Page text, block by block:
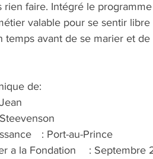
rien faire. Intégré le
valable pour se sentir
temps avant de se marier et
de:
: Jean
: Steevenson
Lieu de Naissance	: Port-au-Prince
Date d’entrer a la Fondation	: